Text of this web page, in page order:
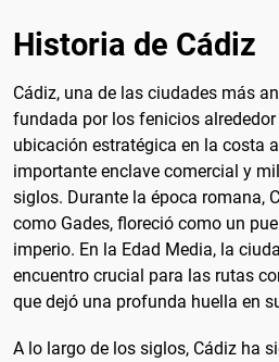
Historia de Cádiz
Cádiz, una de las ciudades más
fundada por los fenicios alrededor
ubicación estratégica en la costa
importante enclave comercial y
siglos. Durante la época romana,
como Gades, floreció como un
imperio. En la Edad Media, la
encuentro crucial para las rutas
que dejó una profunda huella en
A lo largo de los siglos, Cádiz ha